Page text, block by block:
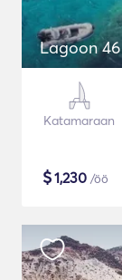
Lagoon 46
Katamaraan
$1,230 /öö